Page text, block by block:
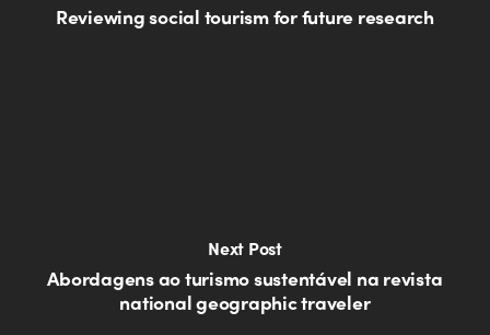
Reviewing social tourism for future research
Next Post
Abordagens ao turismo sustentável na revista
national geographic traveler